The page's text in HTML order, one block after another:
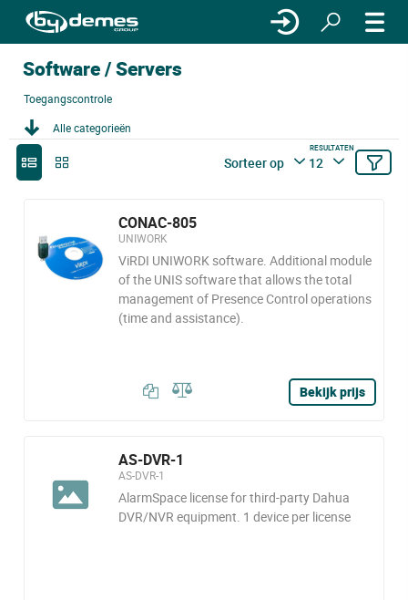
Software / Servers
Toegangscontrole
Alle categorieën
Sorteer op
RESULTATEN
12
CONAC-805
UNIWORK
ViRDI UNIWORK software. Additional module
of the UNIS software that allows the total
management of Presence Control operations
(time and assistance).
Bekijk prijs
AS-DVR-1
AS-DVR-1
AlarmSpace license for third-party Dahua
DVR/NVR equipment. 1 device per license